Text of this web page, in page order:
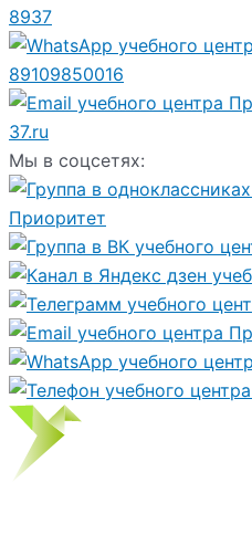
8937
89109850016
37.ru
Мы в соцсетях: